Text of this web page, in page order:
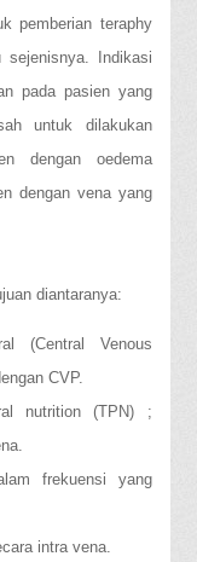
pemberian teraphy
Indikasi
pada pasien yang
untuk dilakukan
dengan oedema
dengan vena yang
diantaranya:
(Central Venous
CVP.
nutrition (TPN) ;
frekuensi yang
intra vena.